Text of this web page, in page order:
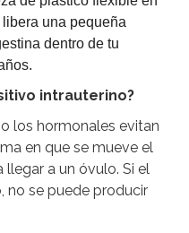
libera una pequeña
dentro de tu
intrauterino?
los hormonales evitan
en que se mueve el
a un óvulo. Si el
no se puede producir